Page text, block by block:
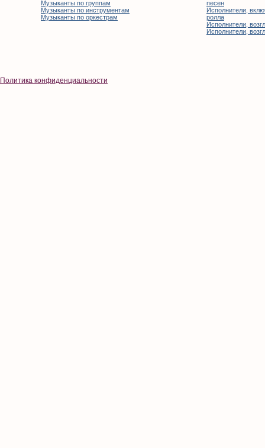
Музыканты по группам
Музыканты по инструментам
Музыканты по оркестрам
песен
Исполнители,
ролла
Исполнители,
Исполнители,
Политика конфиденциальности